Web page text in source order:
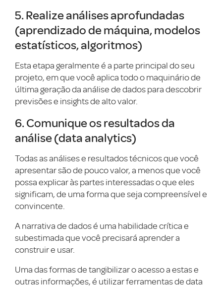
5. Realize análises aprofundadas
(aprendizado de máquina, modelos
estatísticos, algoritmos)
Esta etapa geralmente é a parte principal do seu
projeto, em que você aplica todo o maquinário de
última geração da análise de dados para descobrir
previsões e insights de alto valor.
6. Comunique os resultados da
análise (data analytics)
Todas as análises e resultados técnicos que você
apresentar são de pouco valor, a menos que você
possa explicar às partes interessadas o que eles
significam, de uma forma que seja compreensível e
convincente.
A narrativa de dados é uma habilidade crítica e
subestimada que você precisará aprender a
construir e usar.
Uma das formas de tangibilizar o acesso a estas e
outras informações, é utilizar ferramentas de data